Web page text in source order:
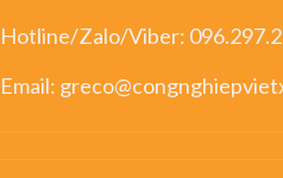
Hotline/Zalo/Viber:
Email: